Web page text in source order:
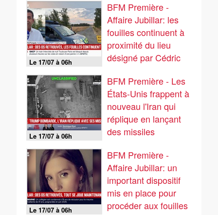
Le 17/07 à 06h
BFM Première -
Affaire Jubillar: les
fouilles continuent à
proximité du lieu
désigné par Cédric
Le 17/07 à 06h
BFM Première - Les
États-Unis frappent à
nouveau l'Iran qui
réplique en lançant
des missiles
Le 17/07 à 06h
BFM Première -
Affaire Jubillar: un
important dispositif
mis en place pour
procéder aux fouilles